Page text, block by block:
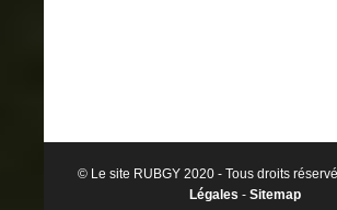
© Le site RUBGY 2020 - Tous droits
Légales - Sitemap